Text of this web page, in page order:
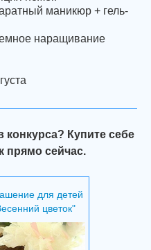
маникюр + гель-
наращивание
конкурса? Купите себе
прямо сейчас.
для детей
цветок"